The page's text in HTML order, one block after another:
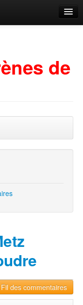
de
des commentaires